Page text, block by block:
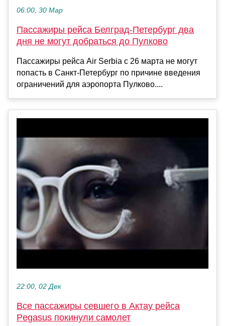
06:00, 30 Мар
Пассажиры рейса Белград-Петербург два
дня не могут добраться до Пулково
Пассажиры рейса Air Serbia с 26 марта не могут
попасть в Санкт-Петербург по причине введения
ограничений для аэропорта Пулково....
22:00, 02 Дек
Все пассажиры севшего в Актау рейса
Pegasus покинули самолет